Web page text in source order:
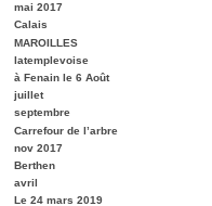
mai 2017
Calais
MAROILLES
latemplevoise
à Fenain le 6 Août
juillet
septembre
Carrefour de l’arbre
nov 2017
Berthen
avril
Le 24 mars 2019